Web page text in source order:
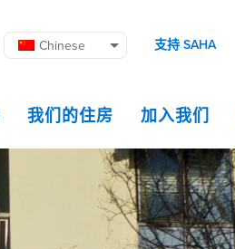
Chinese 支持 SAHA
我们的住房 加入我们